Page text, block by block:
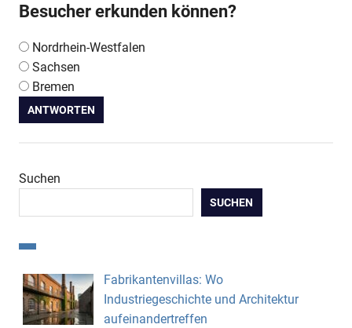
Besucher erkunden können?
Nordrhein-Westfalen
Sachsen
Bremen
ANTWORTEN
Suchen
SUCHEN
Fabrikantenvillas: Wo
Industriegeschichte und Architektur
aufeinandertreffen